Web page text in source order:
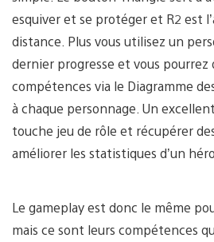
esquiver et se protéger et R2 est
distance. Plus vous utilisez un
dernier progresse et vous pourrez
compétences via le Diagramme
à chaque personnage. Un
touche jeu de rôle et récupérer
améliorer les statistiques d’un
Le gameplay est donc le même
mais ce sont leurs compétences